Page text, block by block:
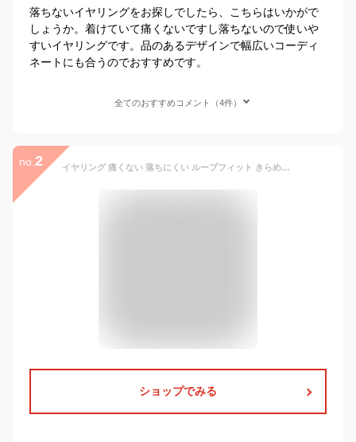
落ちないイヤリングをお探しでしたら、こちらはいかがで
しょうか。着けていて痛くないですし落ちないので使いや
すいイヤリングです。品のあるデザインで幅広いコーディ
ネートにも合うのでおすすめです。
全てのおすすめコメント（4件）
no. 2 イヤリング 痛くない 落ちにくい ループフィット きらめき テクスチャ フープ 優しい 小ぶり ピアスみたい ノンホールピアス ニッケルフリー ノンホールイヤリング ギフト 華やか 上品 エレガント
ショップでみる